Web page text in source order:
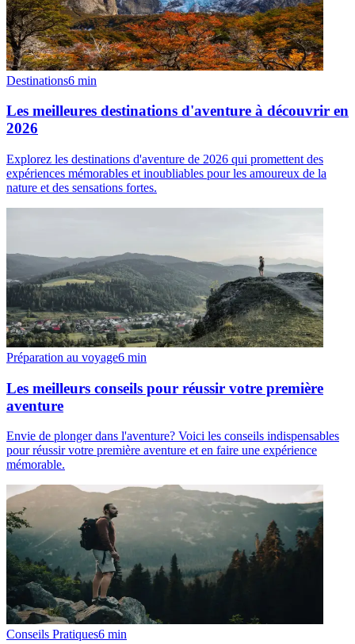
Destinations6 min
Les meilleures destinations d'aventure à découvrir en
2026
Explorez les destinations d'aventure de 2026 qui promettent des
expériences mémorables et inoubliables pour les amoureux de la
nature et des sensations fortes.
Préparation au voyage6 min
Les meilleurs conseils pour réussir votre première
aventure
Envie de plonger dans l'aventure? Voici les conseils indispensables
pour réussir votre première aventure et en faire une expérience
mémorable.
Conseils Pratiques6 min